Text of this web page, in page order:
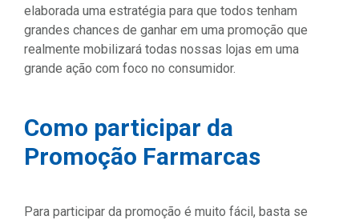
elaborada uma estratégia para que todos tenham
grandes chances de ganhar em uma promoção que
realmente mobilizará todas nossas lojas em uma
grande ação com foco no consumidor.
Como participar da
Promoção Farmarcas
Para participar da promoção é muito fácil, basta se